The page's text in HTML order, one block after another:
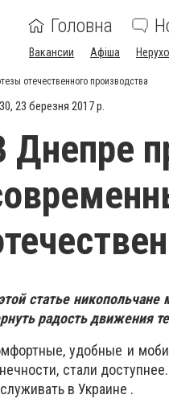
Головна
Вакансии Афіша
отечественного производства
23 березня 2017 р.
Днепре
статье никопольчане
радость движения
удобные и
стали
в Украине .